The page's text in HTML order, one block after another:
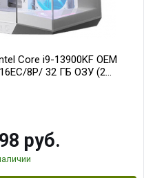
Core i9-13900KF OEM
8P/ 32 ГБ ОЗУ (2
GAMING OC 16GB GDDR6
руб.